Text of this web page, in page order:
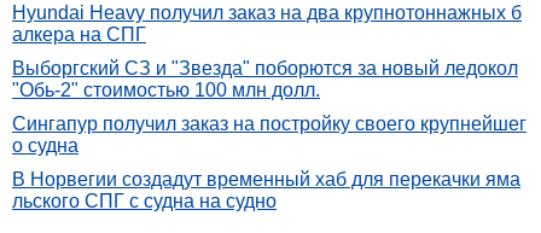
Hyundai Heavy получил заказ на два крупнотоннажных б
алкера на СПГ
Выборгский СЗ и "Звезда" поборются за новый ледокол
"Обь-2" стоимостью 100 млн долл.
Сингапур получил заказ на постройку своего крупнейшег
о судна
В Норвегии создадут временный хаб для перекачки яма
льского СПГ с судна на судно